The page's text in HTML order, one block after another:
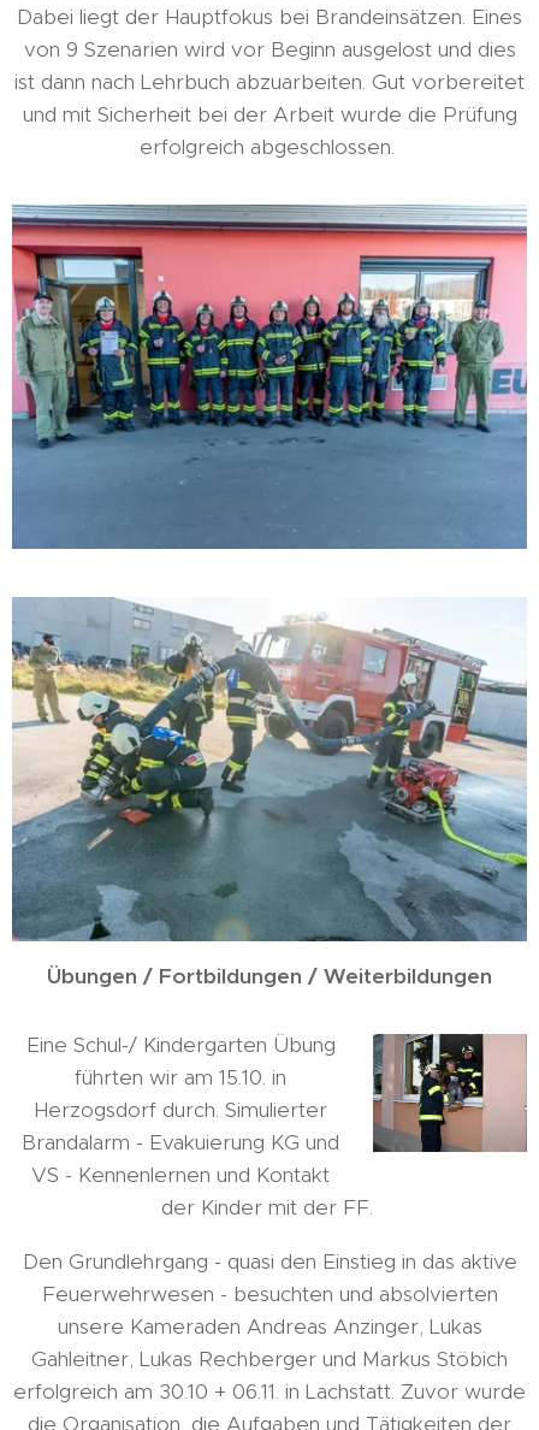
Dabei liegt der Hauptfokus bei Brandeinsätzen. Eines
von 9 Szenarien wird vor Beginn ausgelost und dies
ist dann nach Lehrbuch abzuarbeiten. Gut vorbereitet
und mit Sicherheit bei der Arbeit wurde die Prüfung
erfolgreich abgeschlossen.
Übungen / Fortbildungen / Weiterbildungen
Eine Schul-/ Kindergarten Übung
führten wir am 15.10. in
Herzogsdorf durch. Simulierter
Brandalarm - Evakuierung KG und
VS - Kennenlernen und Kontakt
der Kinder mit der FF.
Den Grundlehrgang - quasi den Einstieg in das aktive
Feuerwehrwesen - besuchten und absolvierten
unsere Kameraden Andreas Anzinger, Lukas
Gahleitner, Lukas Rechberger und Markus Stöbich
erfolgreich am 30.10 + 06.11. in Lachstatt. Zuvor wurde
die Organisation, die Aufgaben und Tätigkeiten der